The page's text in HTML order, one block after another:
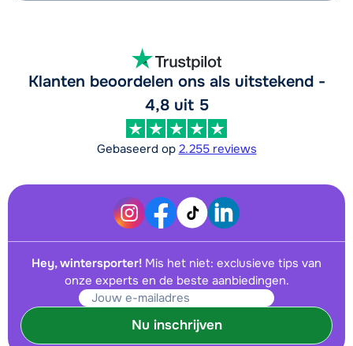
Klanten beoordelen ons als uitstekend -
4,8 uit 5
Gebaseerd op 2.255 reviews
Hey, wintersporter! Mis het niet: exclusieve tips van
onze experts en de beste aanbiedingen.
Nu inschrijven